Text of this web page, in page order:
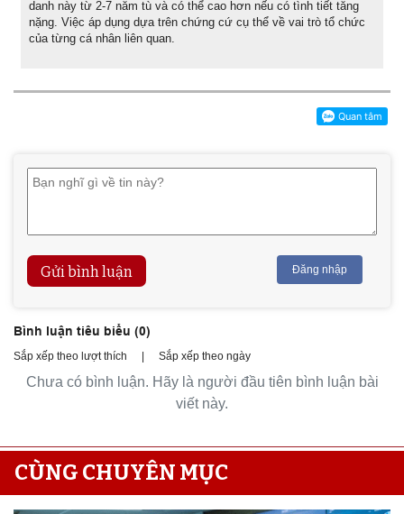
danh này từ 2-7 năm tù và có thể cao hơn nếu có tình tiết tăng
nặng. Việc áp dụng dựa trên chứng cứ cụ thể về vai trò tổ chức
của từng cá nhân liên quan.
Gửi bình luận Đăng nhập
Bình luận tiêu biểu (0)
Sắp xếp theo lượt thích | Sắp xếp theo ngày
Chưa có bình luận. Hãy là người đầu tiên bình luận bài
viết này.
CÙNG CHUYÊN MỤC